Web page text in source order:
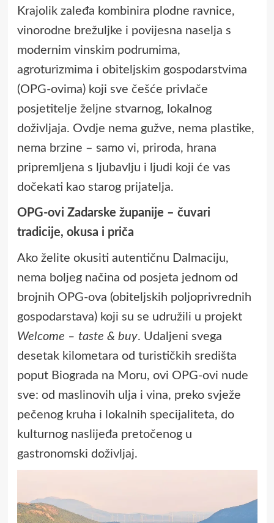
Krajolik zaleđa kombinira plodne ravnice,
vinorodne brežuljke i povijesna naselja s
modernim vinskim podrumima,
agroturizmima i obiteljskim gospodarstvima
(OPG-ovima) koji sve češće privlače
posjetitelje željne stvarnog, lokalnog
doživljaja. Ovdje nema gužve, nema plastike,
nema brzine – samo vi, priroda, hrana
pripremljena s ljubavlju i ljudi koji će vas
dočekati kao starog prijatelja.
OPG-ovi Zadarske županije – čuvari
tradicije, okusa i priča
Ako želite okusiti autentičnu Dalmaciju,
nema boljeg načina od posjeta jednom od
brojnih OPG-ova (obiteljskih poljoprivrednih
gospodarstava) koji su se udružili u projekt
Welcome – taste & buy. Udaljeni svega
desetak kilometara od turističkih središta
poput Biograda na Moru, ovi OPG-ovi nude
sve: od maslinovih ulja i vina, preko svježe
pečenog kruha i lokalnih specijaliteta, do
kulturnog naslijeđa pretočenog u
gastronomski doživljaj.